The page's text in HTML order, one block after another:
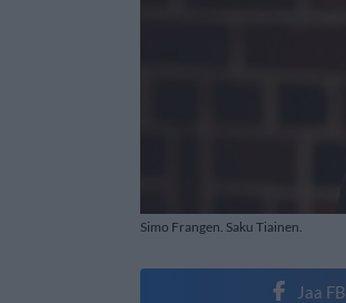
Simo Frangen. Saku Tiainen.
Jaa FB